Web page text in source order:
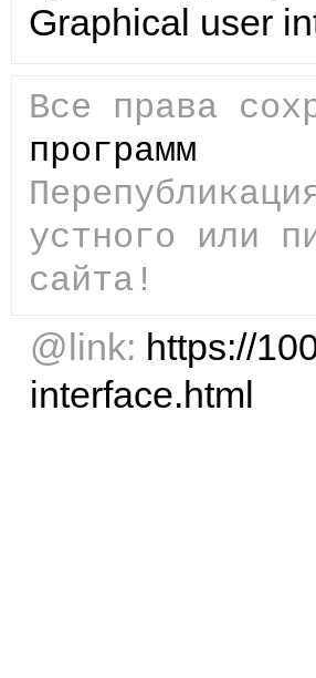
Graphical user
Все права
программ
устного или
сайта!
@link: https://
interface.html